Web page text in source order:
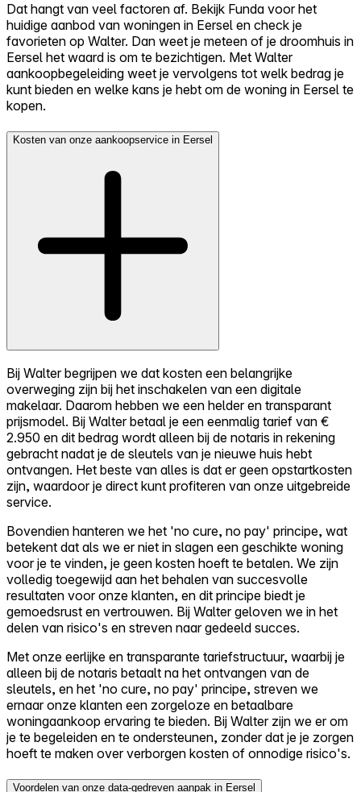
Dat hangt van veel factoren af. Bekijk Funda voor het
huidige aanbod van woningen in Eersel en check je
favorieten op Walter. Dan weet je meteen of je droomhuis in
Eersel het waard is om te bezichtigen. Met Walter
aankoopbegeleiding weet je vervolgens tot welk bedrag je
kunt bieden en welke kans je hebt om de woning in Eersel te
kopen.
Kosten van onze aankoopservice in Eersel
Bij Walter begrijpen we dat kosten een belangrijke
overweging zijn bij het inschakelen van een digitale
makelaar. Daarom hebben we een helder en transparant
prijsmodel. Bij Walter betaal je een eenmalig tarief van €
2.950 en dit bedrag wordt alleen bij de notaris in rekening
gebracht nadat je de sleutels van je nieuwe huis hebt
ontvangen. Het beste van alles is dat er geen opstartkosten
zijn, waardoor je direct kunt profiteren van onze uitgebreide
service.
Bovendien hanteren we het 'no cure, no pay' principe, wat
betekent dat als we er niet in slagen een geschikte woning
voor je te vinden, je geen kosten hoeft te betalen. We zijn
volledig toegewijd aan het behalen van succesvolle
resultaten voor onze klanten, en dit principe biedt je
gemoedsrust en vertrouwen. Bij Walter geloven we in het
delen van risico's en streven naar gedeeld succes.
Met onze eerlijke en transparante tariefstructuur, waarbij je
alleen bij de notaris betaalt na het ontvangen van de
sleutels, en het 'no cure, no pay' principe, streven we
ernaar onze klanten een zorgeloze en betaalbare
woningaankoop ervaring te bieden. Bij Walter zijn we er om
je te begeleiden en te ondersteunen, zonder dat je je zorgen
hoeft te maken over verborgen kosten of onnodige risico's.
Voordelen van onze data-gedreven aanpak in Eersel